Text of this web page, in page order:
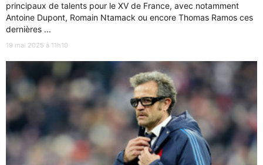
principaux de talents pour le XV de France, avec notamment
Antoine Dupont, Romain Ntamack ou encore Thomas Ramos ces
dernières ...
19 mai 2025 à 11h10